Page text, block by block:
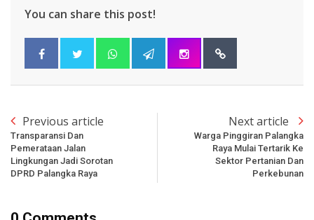
You can share this post!
Previous article
Transparansi Dan
Pemerataan Jalan
Lingkungan Jadi Sorotan
DPRD Palangka Raya
Next article
Warga Pinggiran Palangka
Raya Mulai Tertarik Ke
Sektor Pertanian Dan
Perkebunan